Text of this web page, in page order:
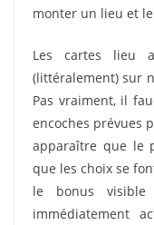
monter un lieu et
Les cartes lieu
(littéralement) sur
Pas vraiment, il
encoches prévues
apparaître que le
que les choix se
le bonus
immédiatement